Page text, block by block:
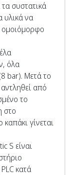
συστατικά
υλικά να
ομοιόμορφο
όλα
bar). Μετά το
από
το
στο
γίνεται
S είναι
κατά